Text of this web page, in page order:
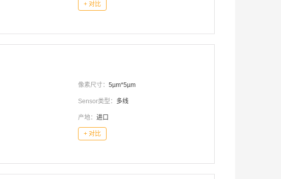
+ 对比
像素尺寸： 5µm*5µm
Sensor类型： 多线
产地： 进口
+ 对比